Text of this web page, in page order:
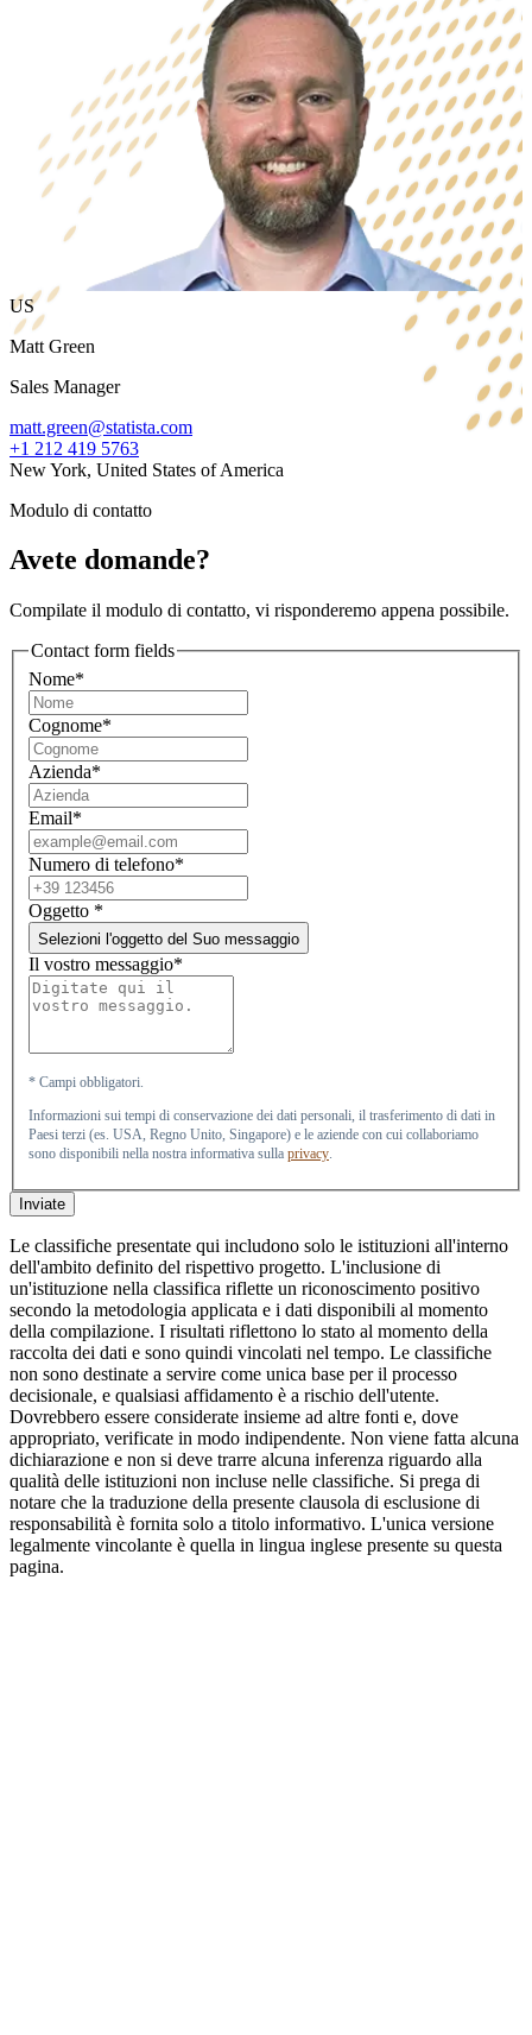
US
Matt Green
Sales Manager
matt.green@statista.com
+1 212 419 5763
New York, United States of America
Modulo di contatto
Avete domande?
Compilate il modulo di contatto, vi risponderemo appena possibile.
Contact form fields
Nome*
Cognome*
Azienda*
Email*
Numero di telefono*
Oggetto *
Selezioni l'oggetto del Suo messaggio
Il vostro messaggio*
* Campi obbligatori.
Informazioni sui tempi di conservazione dei dati personali, il trasferimento di dati in
Paesi terzi (es. USA, Regno Unito, Singapore) e le aziende con cui collaboriamo
sono disponibili nella nostra informativa sulla privacy.
Inviate
Le classifiche presentate qui includono solo le istituzioni all'interno
dell'ambito definito del rispettivo progetto. L'inclusione di
un'istituzione nella classifica riflette un riconoscimento positivo
secondo la metodologia applicata e i dati disponibili al momento
della compilazione. I risultati riflettono lo stato al momento della
raccolta dei dati e sono quindi vincolati nel tempo. Le classifiche
non sono destinate a servire come unica base per il processo
decisionale, e qualsiasi affidamento è a rischio dell'utente.
Dovrebbero essere considerate insieme ad altre fonti e, dove
appropriato, verificate in modo indipendente. Non viene fatta alcuna
dichiarazione e non si deve trarre alcuna inferenza riguardo alla
qualità delle istituzioni non incluse nelle classifiche. Si prega di
notare che la traduzione della presente clausola di esclusione di
responsabilità è fornita solo a titolo informativo. L'unica versione
legalmente vincolante è quella in lingua inglese presente su questa
pagina.